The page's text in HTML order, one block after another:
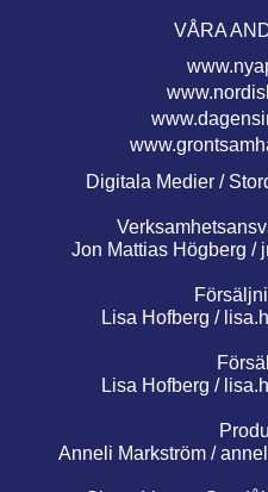
VÅRA
Digitala Medier /
Jon Mattias Högberg /
Lisa Hofberg /
Lisa Hofberg /
Anneli Markström /